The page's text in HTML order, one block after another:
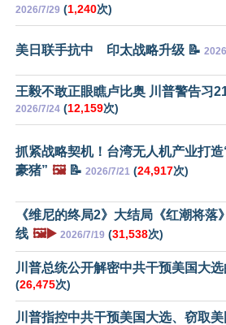
2026/7/29 (1,240次)
美日联手抗中 印太战略升级 📝
王毅不敢正眼瞧卢比奥 川普警告习
2026/7/24 (12,159次)
抓紧战略契机！台湾无人机产业打造
豪猪” 🖼️📝 2026/7/21 (24,917次)
《维尼的终局2》大结局《红潮将落
线 🖼️▶️ 2026/7/19 (31,538次)
川普总统公开解密中共干预美国大
(26,475次)
川普指控中共干预美国大选、窃取